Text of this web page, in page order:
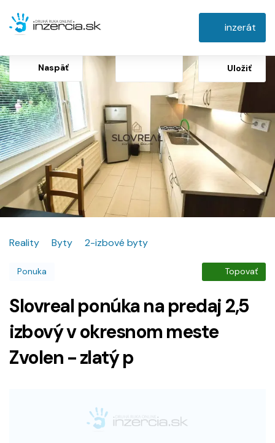
inzerát
Naspäť Uložiť
Reality Byty 2-izbové byty
Ponuka Topovať
Slovreal ponúka na predaj 2,5
izbový v okresnom meste
Zvolen - zlatý p